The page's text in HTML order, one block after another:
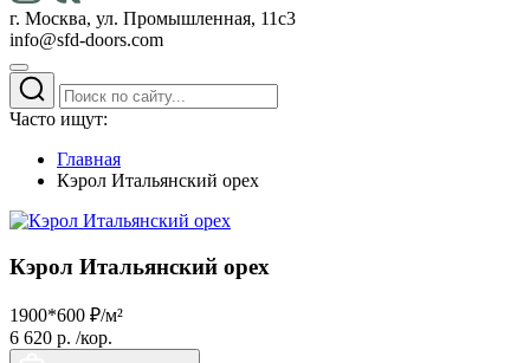
г. Москва, ул. Промышленная, 11с3
info@sfd-doors.com
Часто ищут:
Главная
Кэрол Итальянский орех
Кэрол Итальянский орех
1900*600 ₽/м²
6 620 р. /кор.